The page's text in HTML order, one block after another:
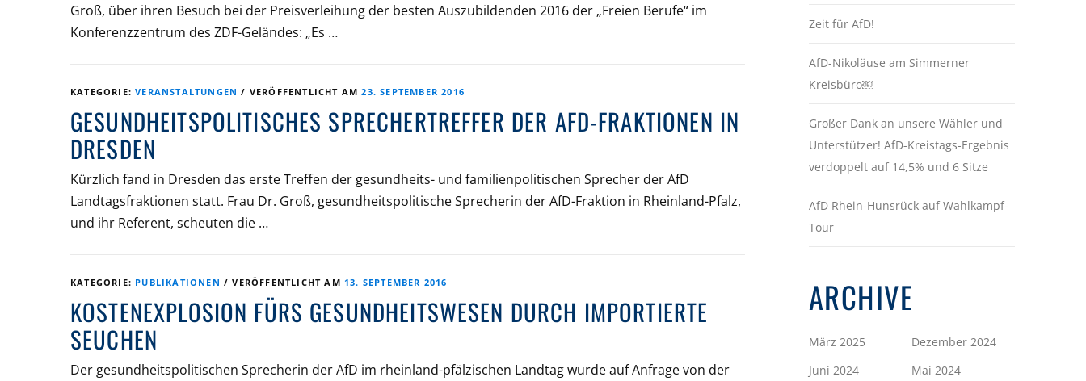
Groß, über ihren Besuch bei der Preisverleihung der besten Auszubildenden 2016 der „Freien Berufe“ im
Konferenzzentrum des ZDF-Geländes: „Es …
KATEGORIE:VERANSTALTUNGEN / VERÖFFENTLICHT AM23. SEPTEMBER 2016
GESUNDHEITSPOLITISCHES SPRECHERTREFFER DER AFD-FRAKTIONEN IN
DRESDEN
Kürzlich fand in Dresden das erste Treffen der gesundheits- und familienpolitischen Sprecher der AfD
Landtagsfraktionen statt. Frau Dr. Groß, gesundheitspolitische Sprecherin der AfD-Fraktion in Rheinland-Pfalz,
und ihr Referent, scheuten die …
KATEGORIE: PUBLIKATIONEN /VERÖFFENTLICHT AM 13. SEPTEMBER 2016
KOSTENEXPLOSION FÜRS GESUNDHEITSWESEN DURCH IMPORTIERTE
SEUCHEN
Der gesundheitspolitischen Sprecherin der AfD im rheinland-pfälzischen Landtag wurde auf Anfrage von der
Zeit für AfD!
AfD-Nikoläuse am Simmerner
Kreisbüro￼
Großer Dank an unsere Wähler und
Unterstützer! AfD-Kreistags-Ergebnis
verdoppelt auf 14,5% und 6 Sitze
AfD Rhein-Hunsrück auf Wahlkampf-
Tour
ARCHIVE
März 2025
Dezember 2024
Juni 2024
Mai 2024